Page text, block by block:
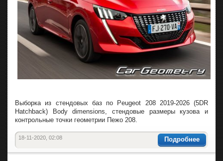
Выборка из стендовых баз по Peugeot 208 2019-2026 (5DR
Hatchback) Body dimensions, стендовые размеры кузова и
контрольные точки геометрии Пежо 208.
Подробнее
18-11-2020, 02:08